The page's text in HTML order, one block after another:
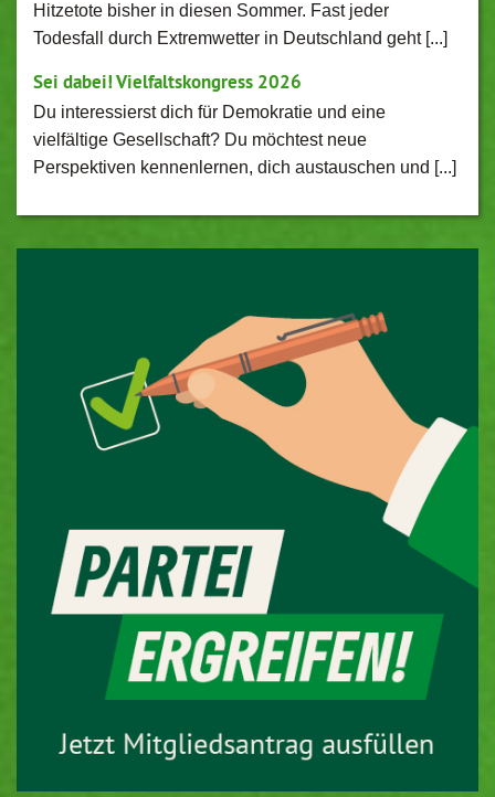
Hitzetote bisher in diesen Sommer. Fast jeder
Todesfall durch Extremwetter in Deutschland geht [...]
Sei dabei! Vielfaltskongress 2026
Du interessierst dich für Demokratie und eine
vielfältige Gesellschaft? Du möchtest neue
Perspektiven kennenlernen, dich austauschen und [...]